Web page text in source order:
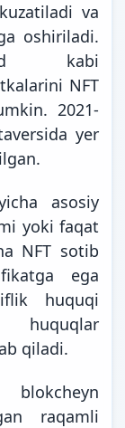
va
oshiriladi.
kabi
NFT
2021-
yer
asosiy
yoki faqat
NFT sotib
ega
huquqi
qiladi.
raqamli